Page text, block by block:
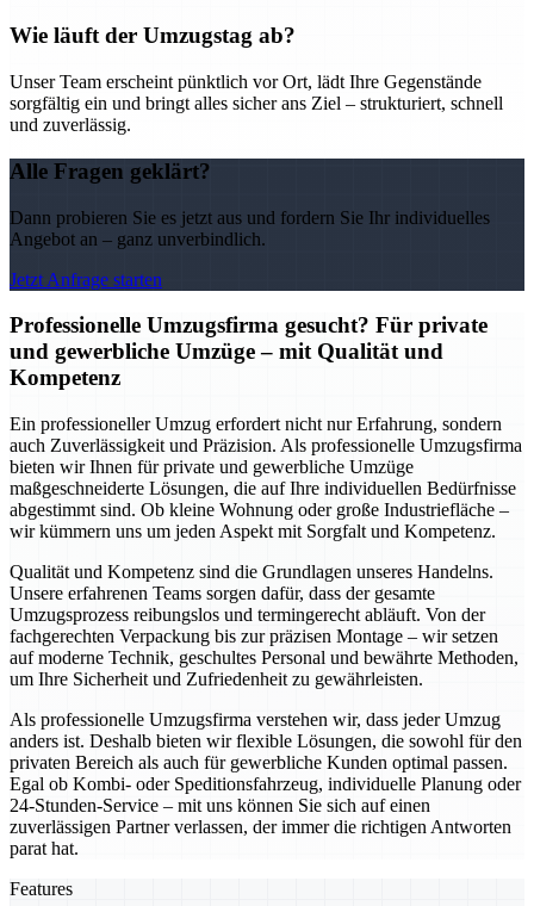
Wie läuft der Umzugstag ab?
Unser Team erscheint pünktlich vor Ort, lädt Ihre Gegenstände
sorgfältig ein und bringt alles sicher ans Ziel – strukturiert, schnell
und zuverlässig.
Alle Fragen geklärt?
Dann probieren Sie es jetzt aus und fordern Sie Ihr individuelles
Angebot an – ganz unverbindlich.
Jetzt Anfrage starten
Professionelle Umzugsfirma gesucht? Für private
und gewerbliche Umzüge – mit Qualität und
Kompetenz
Ein professioneller Umzug erfordert nicht nur Erfahrung, sondern
auch Zuverlässigkeit und Präzision. Als professionelle Umzugsfirma
bieten wir Ihnen für private und gewerbliche Umzüge
maßgeschneiderte Lösungen, die auf Ihre individuellen Bedürfnisse
abgestimmt sind. Ob kleine Wohnung oder große Industriefläche –
wir kümmern uns um jeden Aspekt mit Sorgfalt und Kompetenz.
Qualität und Kompetenz sind die Grundlagen unseres Handelns.
Unsere erfahrenen Teams sorgen dafür, dass der gesamte
Umzugsprozess reibungslos und termingerecht abläuft. Von der
fachgerechten Verpackung bis zur präzisen Montage – wir setzen
auf moderne Technik, geschultes Personal und bewährte Methoden,
um Ihre Sicherheit und Zufriedenheit zu gewährleisten.
Als professionelle Umzugsfirma verstehen wir, dass jeder Umzug
anders ist. Deshalb bieten wir flexible Lösungen, die sowohl für den
privaten Bereich als auch für gewerbliche Kunden optimal passen.
Egal ob Kombi- oder Speditionsfahrzeug, individuelle Planung oder
24-Stunden-Service – mit uns können Sie sich auf einen
zuverlässigen Partner verlassen, der immer die richtigen Antworten
parat hat.
Features